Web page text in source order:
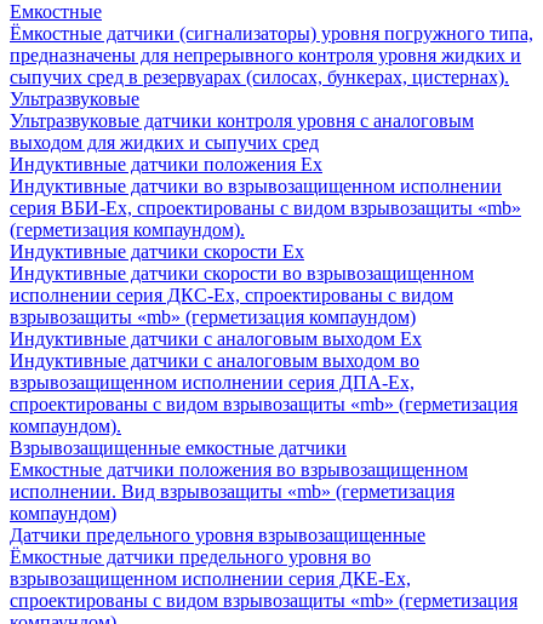
Емкостные
Ёмкостные датчики (сигнализаторы) уровня погружного типа,
предназначены для непрерывного контроля уровня жидких и
сыпучих сред в резервуарах (силосах, бункерах, цистернах).
Ультразвуковые
Ультразвуковые датчики контроля уровня с аналоговым
выходом для жидких и сыпучих сред
Индуктивные датчики положения Ех
Индуктивные датчики во взрывозащищенном исполнении
серия ВБИ-Ех, спроектированы с видом взрывозащиты «mb»
(герметизация компаундом).
Индуктивные датчики скорости Ех
Индуктивные датчики скорости во взрывозащищенном
исполнении серия ДКС-Ех, спроектированы с видом
взрывозащиты «mb» (герметизация компаундом)
Индуктивные датчики с аналоговым выходом Ех
Индуктивные датчики с аналоговым выходом во
взрывозащищенном исполнении серия ДПА-Ех,
спроектированы с видом взрывозащиты «mb» (герметизация
компаундом).
Взрывозащищенные емкостные датчики
Емкостные датчики положения во взрывозащищенном
исполнении. Вид взрывозащиты «mb» (герметизация
компаундом)
Датчики предельного уровня взрывозащищенные
Ёмкостные датчики предельного уровня во
взрывозащищенном исполнении серия ДКЕ-Ех,
спроектированы с видом взрывозащиты «mb» (герметизация